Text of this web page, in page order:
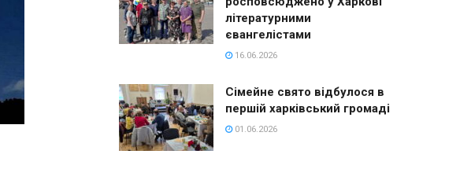
літературними
євангелістами
16.06.2026
Сімейне свято відбулося в
першій харківський громаді
01.06.2026